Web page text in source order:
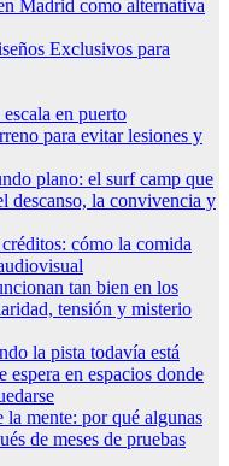
Madrid como alternativa
Exclusivos para
en puerto
para evitar lesiones y
plano: el surf camp que
descanso, la convivencia y
cómo la comida
tan bien en los
tensión y misterio
la pista todavía está
en espacios donde
la mente: por qué algunas
de meses de pruebas